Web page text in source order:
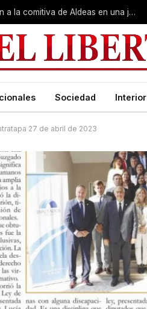
Gobierno, Unne y Arzobispado recibieron a la comitiva de Aldeas en una jornada de reuniones estratégicas
Sociedad Interior
27 de abril de 2023